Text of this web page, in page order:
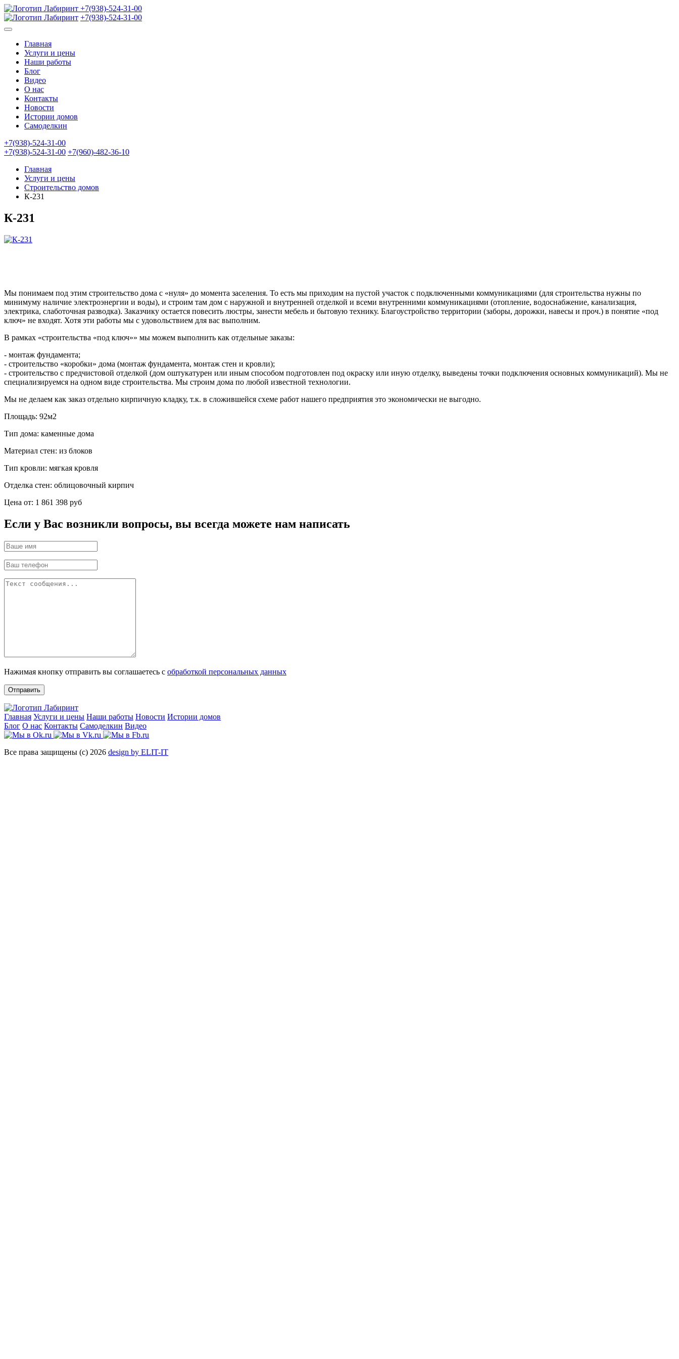
+7(938)-524-31-00
+7(938)-524-31-00
Главная
Услуги и цены
Наши работы
Блог
Видео
О нас
Контакты
Новости
Истории домов
Самоделкин
+7(938)-524-31-00
+7(938)-524-31-00 +7(960)-482-36-10
Главная
Услуги и цены
Строительство домов
К-231
К-231
Мы понимаем под этим строительство дома с «нуля» до момента заселения. То есть мы приходим на пустой участок с подключенными коммуникациями (для строительства нужны по
минимуму наличие электроэнергии и воды), и строим там дом с наружной и внутренней отделкой и всеми внутренними коммуникациями (отопление, водоснабжение, канализация,
электрика, слаботочная разводка). Заказчику остается повесить люстры, занести мебель и бытовую технику. Благоустройство территории (заборы, дорожки, навесы и проч.) в понятие «под
ключ» не входят. Хотя эти работы мы с удовольствием для вас выполним.
В рамках «строительства «под ключ»» мы можем выполнить как отдельные заказы:
- монтаж фундамента;
- строительство «коробки» дома (монтаж фундамента, монтаж стен и кровли);
- строительство с предчистовой отделкой (дом оштукатурен или иным способом подготовлен под окраску или иную отделку, выведены точки подключения основных коммуникаций). Мы не
специализируемся на одном виде строительства. Мы строим дома по любой известной технологии.
Мы не делаем как заказ отдельно кирпичную кладку, т.к. в сложившейся схеме работ нашего предприятия это экономически не выгодно.
Площадь: 92м2
Тип дома: каменные дома
Материал стен: из блоков
Тип кровли: мягкая кровля
Отделка стен: облицовочный кирпич
Цена от: 1 861 398 руб
Если у Вас возникли вопросы, вы всегда можете нам написать
Нажимая кнопку отправить вы соглашаетесь с обработкой персональных данных
Отправить
Главная Услуги и цены Наши работы Новости Истории домов
Блог О нас Контакты Самоделкин Видео
Все права защищены (с) 2026 design by ELIT-IT